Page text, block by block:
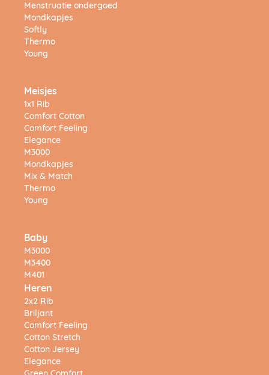
Menstruatie ondergoed
Mondkapjes
Softly
Thermo
Young
Meisjes
1x1 Rib
Comfort Cotton
Comfort Feeling
Elegance
M3000
Mondkapjes
Mix & Match
Thermo
Young
Baby
M3000
M3400
M401
Heren
2x2 Rib
Briljant
Comfort Feeling
Cotton Stretch
Cotton Jersey
Elegance